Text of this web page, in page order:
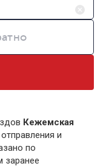
Кежемская
и
по
заранее